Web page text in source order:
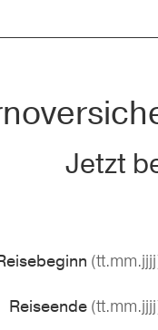
Jetzt
Reiseende